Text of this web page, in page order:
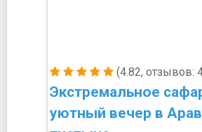
(4.82, отзывов:
Экстремальное
уютный вечер в